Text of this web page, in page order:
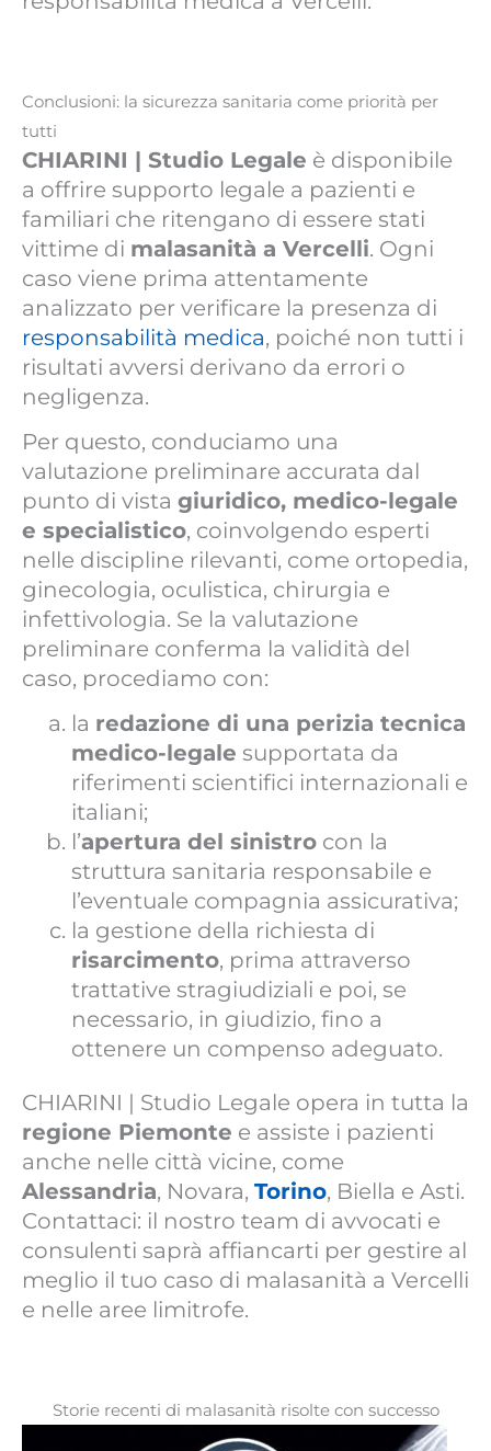
Conclusioni: la sicurezza sanitaria come priorità per
tutti
CHIARINI | Studio Legale è disponibile
a offrire supporto legale a pazienti e
familiari che ritengano di essere stati
vittime di malasanità a Vercelli. Ogni
caso viene prima attentamente
analizzato per verificare la presenza di
responsabilità medica, poiché non tutti i
risultati avversi derivano da errori o
negligenza.
Per questo, conduciamo una
valutazione preliminare accurata dal
punto di vista giuridico, medico-legale
e specialistico, coinvolgendo esperti
nelle discipline rilevanti, come ortopedia,
ginecologia, oculistica, chirurgia e
infettivologia. Se la valutazione
preliminare conferma la validità del
caso, procediamo con:
la redazione di una perizia tecnica
medico-legale supportata da
riferimenti scientifici internazionali e
italiani;
l’apertura del sinistro con la
struttura sanitaria responsabile e
l’eventuale compagnia assicurativa;
la gestione della richiesta di
risarcimento, prima attraverso
trattative stragiudiziali e poi, se
necessario, in giudizio, fino a
ottenere un compenso adeguato.
CHIARINI | Studio Legale opera in tutta la
regione Piemonte e assiste i pazienti
anche nelle città vicine, come
Alessandria, Novara, Torino, Biella e Asti.
Contattaci: il nostro team di avvocati e
consulenti saprà affiancarti per gestire al
meglio il tuo caso di malasanità a Vercelli
e nelle aree limitrofe.
Storie recenti di malasanità risolte con successo